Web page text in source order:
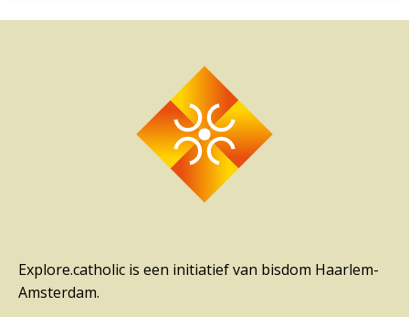
Explore.catholic is een initiatief van bisdom Haarlem-
Amsterdam.